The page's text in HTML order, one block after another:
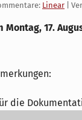
Linear |
Montag, 17.
die